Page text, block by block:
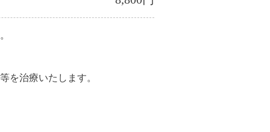
を治療いたします。